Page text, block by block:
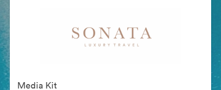
Media Kit